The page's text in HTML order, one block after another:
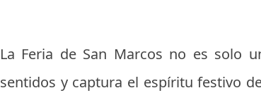
La Feria de San Marcos no es solo
sentidos y captura el espíritu festivo